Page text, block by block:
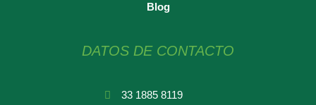
Blog
DATOS DE CONTACTO
33 1885 8119